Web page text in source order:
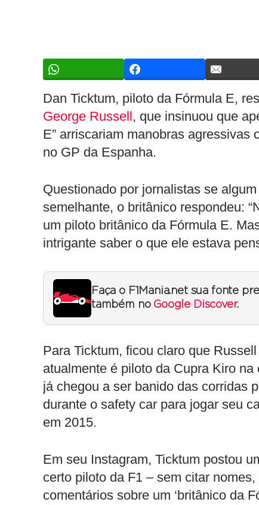
Dan Ticktum, piloto da Fórmula E,
George Russell, que insinuou que
E” arriscariam manobras
no GP da Espanha.
Questionado por jornalistas se
semelhante, o britânico respondeu:
um piloto britânico da Fórmula E.
intrigante saber o que ele estava
Faça o F1Mania.net sua fonte
também no Google Discover.
Para Ticktum, ficou claro que
atualmente é piloto da Cupra Kiro
já chegou a ser banido das corridas
durante o safety car para jogar seu
em 2015.
Em seu Instagram, Ticktum postou
certo piloto da F1 – sem citar
comentários sobre um ‘britânico da